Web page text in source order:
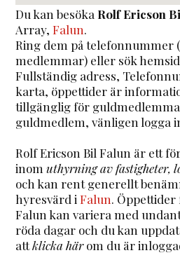
Du kan besöka Rolf Ericson
Array,Falun.
Ring dem på telefonnummer
medlemmar) eller sök
Fullständig adress,
karta, öppettider är
tillgänglig för
guldmedlem, vänligen logga
Rolf Ericson Bil Falun är ett
inomuthyrning av fastigheter,
och kan rent generellt
hyresvärd iFalun. Öppettider
Falun kan variera med
röda dagar och du kan
attklicka härom du är